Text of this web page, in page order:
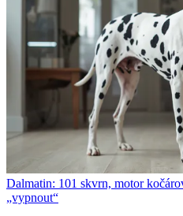
Dalmatin: 101 skvrn, motor
„vypnout“